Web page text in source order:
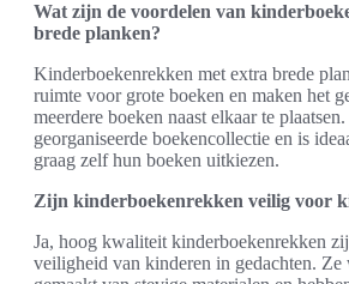
Wat zijn de voordelen van
brede planken?
Kinderboekenrekken met extra brede
ruimte voor grote boeken en maken het
meerdere boeken naast elkaar te
georganiseerde boekencollectie en is
graag zelf hun boeken uitkiezen.
Zijn kinderboekenrekken veilig voor
Ja, hoog kwaliteit kinderboekenrekken
veiligheid van kinderen in gedachten. Ze